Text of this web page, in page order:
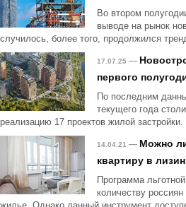
Во втором
выводе на рынок
случилось, более того, продолжился
17.07.25 —
первого
По последним
текущего года
реализацию 17 проектов жилой застройки.
14.04.21 — Можно
квартиру в
Программа
количеству